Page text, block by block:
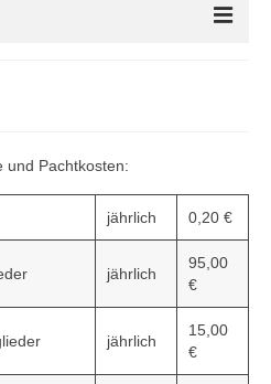
und Pachtkosten:
jährlich 0,20 €
jährlich
95,00
€
jährlich
15,00
€